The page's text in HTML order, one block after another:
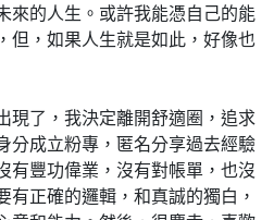
來的人生。或許我能憑自己的能
但，如果人生就是如此，好像也
現了，我決定離開舒適圈，追求
分成立粉專，匿名分享過去經驗
有豐功偉業，沒有對帳單，也沒
有正確的邏輯，和真誠的獨白，